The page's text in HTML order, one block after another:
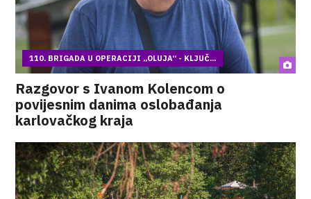
110. BRIGADA U OPERACIJI „OLUJA“ - KLJUČ...
Razgovor s Ivanom Kolencom o
povijesnim danima oslobađanja
karlovačkog kraja